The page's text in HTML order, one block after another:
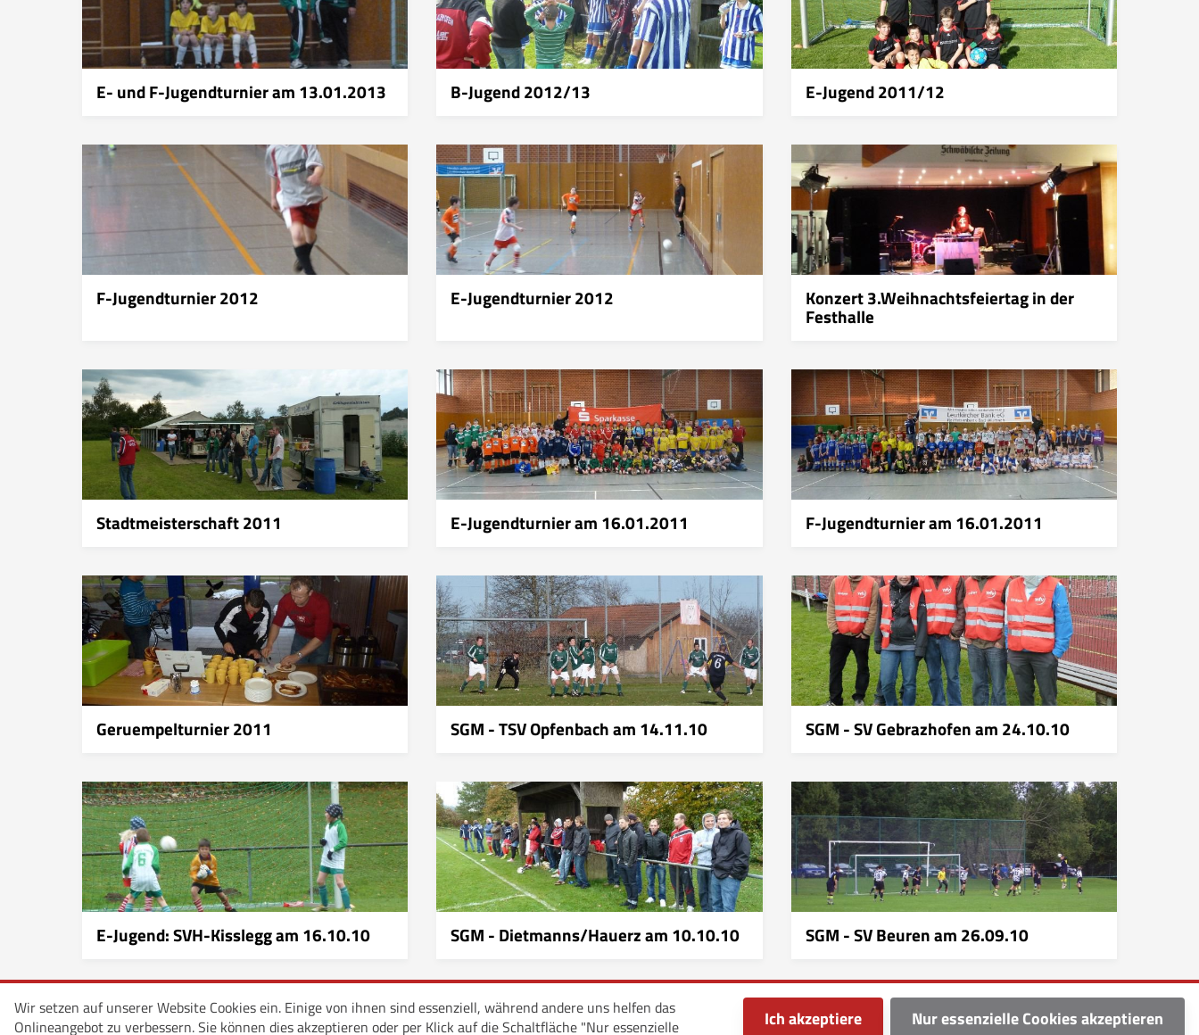
E- und F-Jugendturnier am 13.01.2013 B-Jugend 2012/13 E-Jugend 2011/12
F-Jugendturnier 2012 E-Jugendturnier 2012 Konzert 3.Weihnachtsfeiertag in der
Festhalle
Stadtmeisterschaft 2011 E-Jugendturnier am 16.01.2011 F-Jugendturnier am 16.01.2011
Geruempelturnier 2011 SGM - TSV Opfenbach am 14.11.10 SGM - SV Gebrazhofen am 24.10.10
E-Jugend: SVH-Kisslegg am 16.10.10 SGM - Dietmanns/Hauerz am 10.10.10 SGM - SV Beuren am 26.09.10
Wir setzen auf unserer Website Cookies ein. Einige von ihnen sind essenziell, während andere uns helfen das
Onlineangebot zu verbessern. Sie können dies akzeptieren oder per Klick auf die Schaltfläche "Nur essenzielle
Ich akzeptiere Nur essenzielle Cookies akzeptieren